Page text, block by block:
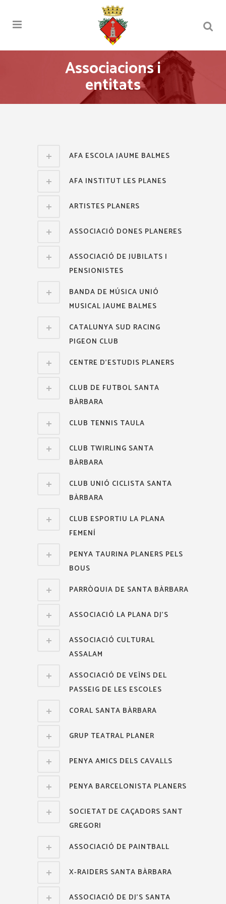
Associacions i
entitats
AFA ESCOLA JAUME BALMES
AFA INSTITUT LES PLANES
ARTISTES PLANERS
ASSOCIACIÓ DONES PLANERES
ASSOCIACIÓ DE JUBILATS I
PENSIONISTES
BANDA DE MÚSICA UNIÓ
MUSICAL JAUME BALMES
CATALUNYA SUD RACING
PIGEON CLUB
CENTRE D'ESTUDIS PLANERS
CLUB DE FUTBOL SANTA
BÀRBARA
CLUB TENNIS TAULA
CLUB TWIRLING SANTA
BÀRBARA
CLUB UNIÓ CICLISTA SANTA
BÀRBARA
CLUB ESPORTIU LA PLANA
FEMENÍ
PENYA TAURINA PLANERS PELS
BOUS
PARRÒQUIA DE SANTA BÀRBARA
ASSOCIACIÓ LA PLANA DJ'S
ASSOCIACIÓ CULTURAL
ASSALAM
ASSOCIACIÓ DE VEÏNS DEL
PASSEIG DE LES ESCOLES
CORAL SANTA BÀRBARA
GRUP TEATRAL PLANER
PENYA AMICS DELS CAVALLS
PENYA BARCELONISTA PLANERS
SOCIETAT DE CAÇADORS SANT
GREGORI
ASSOCIACIÓ DE PAINTBALL
X-RAIDERS SANTA BÀRBARA
ASSOCIACIÓ DE DJ'S SANTA